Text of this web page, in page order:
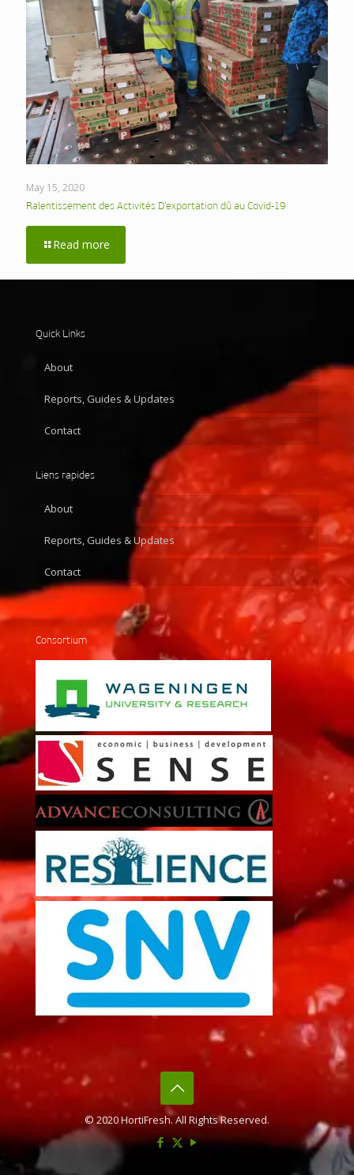
May 15, 2020
Ralentissement des Activités D’exportation dû au Covid-19
Read more
Quick Links
About
Reports, Guides & Updates
Contact
Liens rapides
About
Reports, Guides & Updates
Contact
Consortium
© 2020 HortiFresh. All Rights Reserved.